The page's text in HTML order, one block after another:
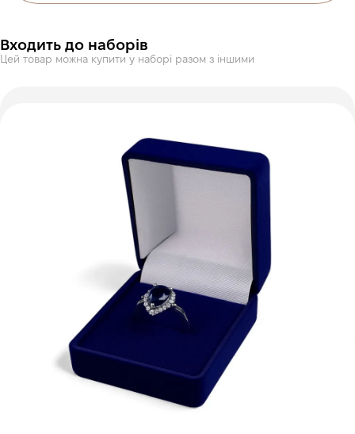
Входить до наборів
Цей товар можна купити у наборі разом з іншими